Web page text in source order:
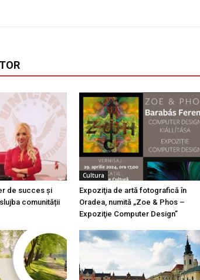
de succes și
comunității
Cultura
Expoziţia de artă fotografică în
Oradea, numită „Zoe & Phos –
Expoziţie Computer Design”